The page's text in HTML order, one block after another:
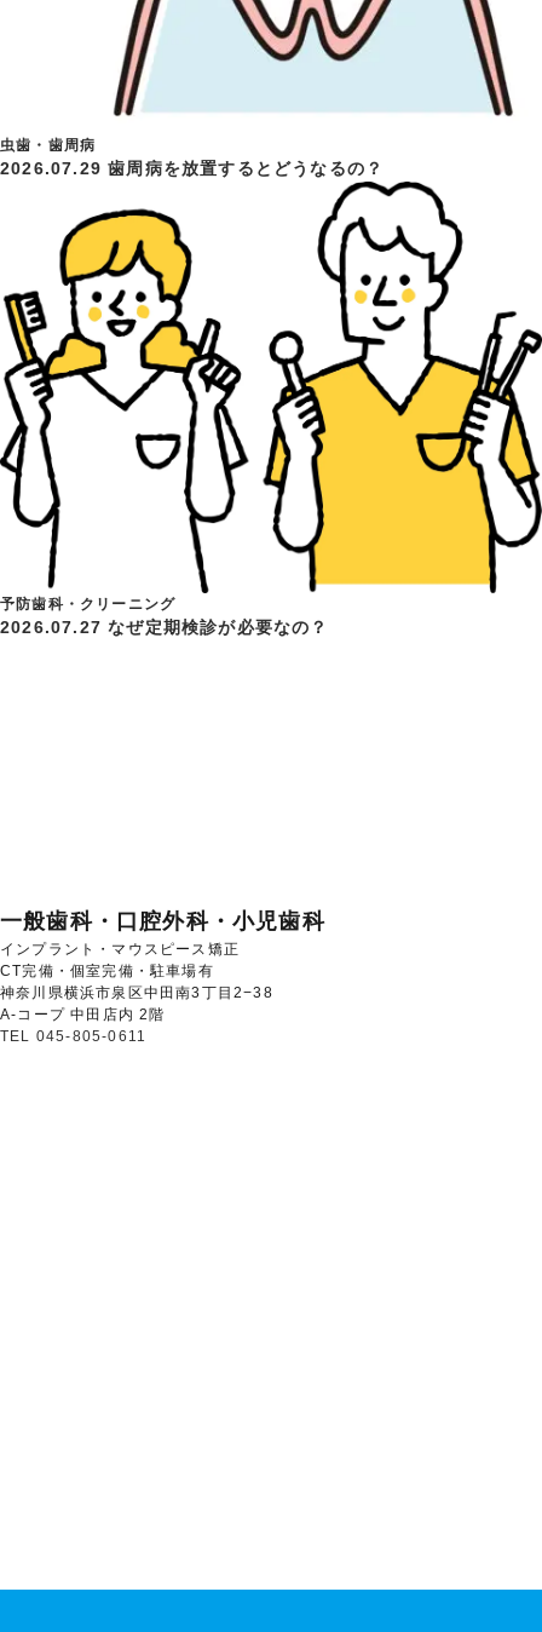
虫歯・歯周病
2026.07.29 歯周病を放置するとどうなるの？
予防歯科・クリーニング
2026.07.27 なぜ定期検診が必要なの？
一般歯科・口腔外科・小児歯科
インプラント・マウスピース矯正
CT完備・個室完備・駐車場有
神奈川県横浜市泉区中田南3丁目2−38
A-コープ 中田店内 2階
TEL 045-805-0611